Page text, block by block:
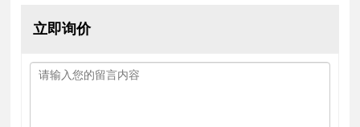
立即询价